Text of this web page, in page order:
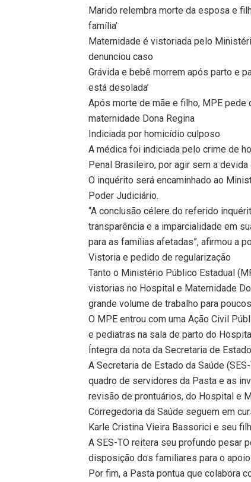
Marido relembra morte da esposa e
família’
Maternidade é vistoriada pelo
denunciou caso
Grávida e bebê morrem após parto e
está desolada’
Após morte de mãe e filho, MPE
maternidade Dona Regina
Indiciada por homicídio culposo
A médica foi indiciada pelo crime de
Penal Brasileiro, por agir sem a
O inquérito será encaminhado ao
Poder Judiciário.
“A conclusão célere do referido
transparência e a imparcialidade em
para as famílias afetadas”, afirmou a
Vistoria e pedido de regularização
Tanto o Ministério Público Estadual
vistorias no Hospital e Maternidade
grande volume de trabalho para
O MPE entrou com uma Ação Civil
e pediatras na sala de parto do
Íntegra da nota da Secretaria de
A Secretaria de Estado da Saúde
quadro de servidores da Pasta e as
revisão de prontuários, do Hospital e
Corregedoria da Saúde seguem em
Karle Cristina Vieira Bassorici e seu
A SES-TO reitera seu profundo pesar
disposição dos familiares para o
Por fim, a Pasta pontua que colabora